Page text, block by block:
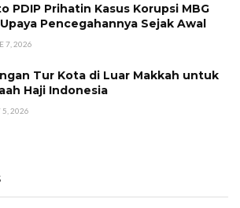
PDIP Prihatin Kasus Korupsi MBG
Pencegahannya Sejak Awal
7, 2026
Tur Kota di Luar Makkah untuk
Haji Indonesia
5, 2026